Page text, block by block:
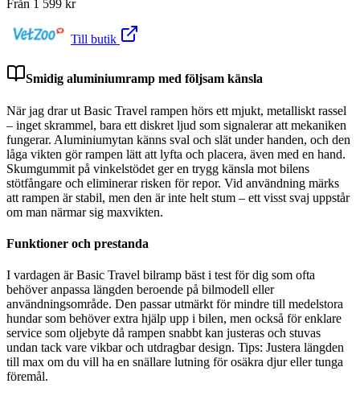
Från 1 599 kr
Till butik
Smidig aluminiumramp med följsam känsla
När jag drar ut Basic Travel rampen hörs ett mjukt, metalliskt rassel
– inget skrammel, bara ett diskret ljud som signalerar att mekaniken
fungerar. Aluminiumytan känns sval och slät under handen, och den
låga vikten gör rampen lätt att lyfta och placera, även med en hand.
Skumgummit på vinkelstödet ger en trygg känsla mot bilens
stötfångare och eliminerar risken för repor. Vid användning märks
att rampen är stabil, men den är inte helt stum – ett visst svaj uppstår
om man närmar sig maxvikten.
Funktioner och prestanda
I vardagen är Basic Travel bilramp bäst i test för dig som ofta
behöver anpassa längden beroende på bilmodell eller
användningsområde. Den passar utmärkt för mindre till medelstora
hundar som behöver extra hjälp upp i bilen, men också för enklare
service som oljebyte då rampen snabbt kan justeras och stuvas
undan tack vare vikbar och utdragbar design. Tips: Justera längden
till max om du vill ha en snällare lutning för osäkra djur eller tunga
föremål.